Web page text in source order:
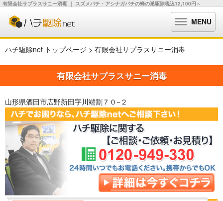
有限会社サプラスサニー消毒 ｜ スズメバチ・アシナガバチの蜂の巣駆除税込12,100円～
MENU
ハチ駆除net トップページ > 有限会社サプラスサニー消毒
有限会社サプラスサニー消毒
山形県酒田市広野新田字川端割７０−２